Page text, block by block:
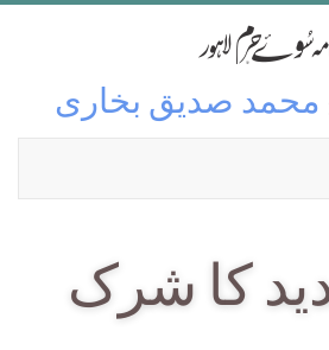
محمد صدیق بخاری
کا شرک